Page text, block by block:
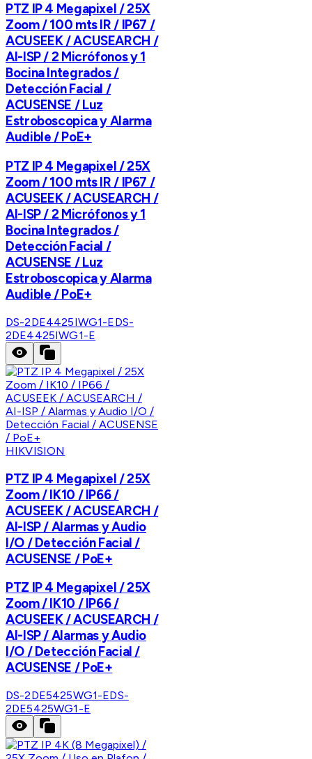
PTZ IP 4 Megapixel / 25X
Zoom / 100 mts IR / IP67 /
ACUSEEK / ACUSEARCH /
AI-ISP / 2 Micrófonos y 1
Bocina Integrados /
Detección Facial /
ACUSENSE / Luz
Estroboscopica y Alarma
Audible / PoE+
PTZ IP 4 Megapixel / 25X
Zoom / 100 mts IR / IP67 /
ACUSEEK / ACUSEARCH /
AI-ISP / 2 Micrófonos y 1
Bocina Integrados /
Detección Facial /
ACUSENSE / Luz
Estroboscopica y Alarma
Audible / PoE+
DS-2DE4425IWG1-EDS-
2DE4425IWG1-E
HIKVISION
PTZ IP 4 Megapixel / 25X
Zoom / IK10 / IP66 /
ACUSEEK / ACUSEARCH /
AI-ISP / Alarmas y Audio
I/O / Detección Facial /
ACUSENSE / PoE+
PTZ IP 4 Megapixel / 25X
Zoom / IK10 / IP66 /
ACUSEEK / ACUSEARCH /
AI-ISP / Alarmas y Audio
I/O / Detección Facial /
ACUSENSE / PoE+
DS-2DE5425WG1-EDS-
2DE5425WG1-E